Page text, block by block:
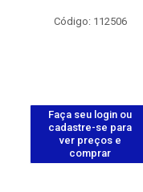
Código: 112506
Faça seu login ou
cadastre-se para
ver preços e
comprar